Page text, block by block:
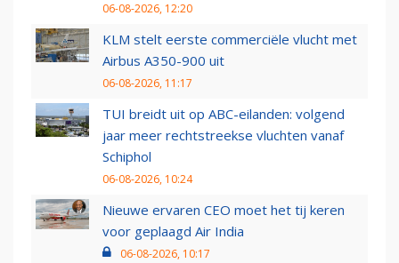
06-08-2026, 12:20
KLM stelt eerste commerciële vlucht met
Airbus A350-900 uit
06-08-2026, 11:17
TUI breidt uit op ABC-eilanden: volgend
jaar meer rechtstreekse vluchten vanaf
Schiphol
06-08-2026, 10:24
Nieuwe ervaren CEO moet het tij keren
voor geplaagd Air India
06-08-2026, 10:17